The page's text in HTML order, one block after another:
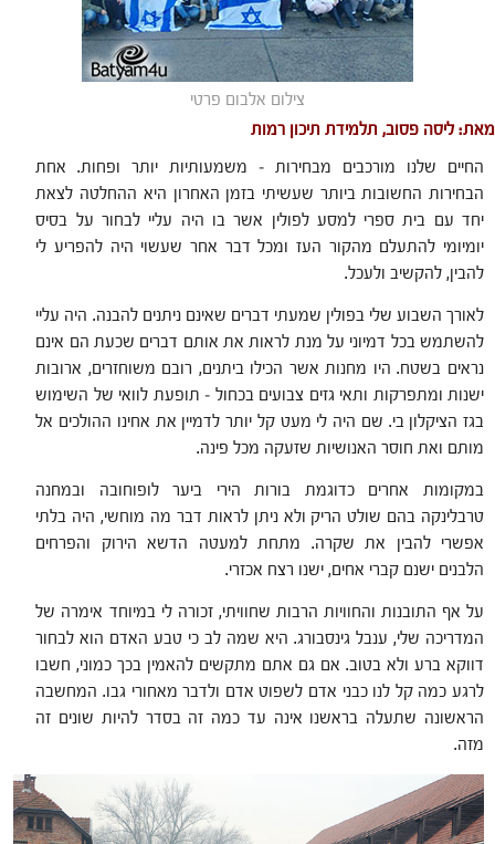
צילום אלבום פרטי
מאת: ליסה פסוב, תלמידת תיכון רמות
החיים שלנו מורכבים מבחירות – משמעותיות יותר ופחות. אחת
הבחירות החשובות ביותר שעשיתי בזמן האחרון היא ההחלטה לצאת
יחד עם בית ספרי למסע לפולין אשר בו היה עליי לבחור על בסיס
יומיומי להתעלם מהקור העז ומכל דבר אחר שעשוי היה להפריע לי
להבין, להקשיב ולעכל.
לאורך השבוע שלי בפולין שמעתי דברים שאינם ניתנים להבנה. היה עליי
להשתמש בכל דמיוני על מנת לראות את אותם דברים שכעת הם אינם
נראים בשטח. היו מחנות אשר הכילו ביתנים, רובם משוחזרים, ארובות
ישנות ומתפרקות ותאי גזים צבועים בכחול – תופעת לוואי של השימוש
בגז הציקלון בי. שם היה לי מעט קל יותר לדמיין את אחינו ההולכים אל
מותם ואת חוסר האנושיות שזעקה מכל פינה.
במקומות אחרים כדוגמת בורות הירי ביער לופוחובה ובמחנה
טרבלינקה בהם שולט הריק ולא ניתן לראות דבר מה מוחשי, היה בלתי
אפשרי להבין את שקרה. מתחת למעטה הדשא הירוק והפרחים
הלבנים ישנם קברי אחים, ישנו רצח אכזרי.
על אף התובנות והחוויות הרבות שחוויתי, זכורה לי במיוחד אימרה של
המדריכה שלי, ענבל גינסבורג. היא שמה לב כי טבע האדם הוא לבחור
דווקא ברע ולא בטוב. אם גם אתם מתקשים להאמין בכך כמוני, חשבו
לרגע כמה קל לנו כבני אדם לשפוט אדם ולדבר מאחורי גבו. המחשבה
הראשונה שתעלה בראשנו אינה עד כמה זה בסדר להיות שונים זה
מזה.